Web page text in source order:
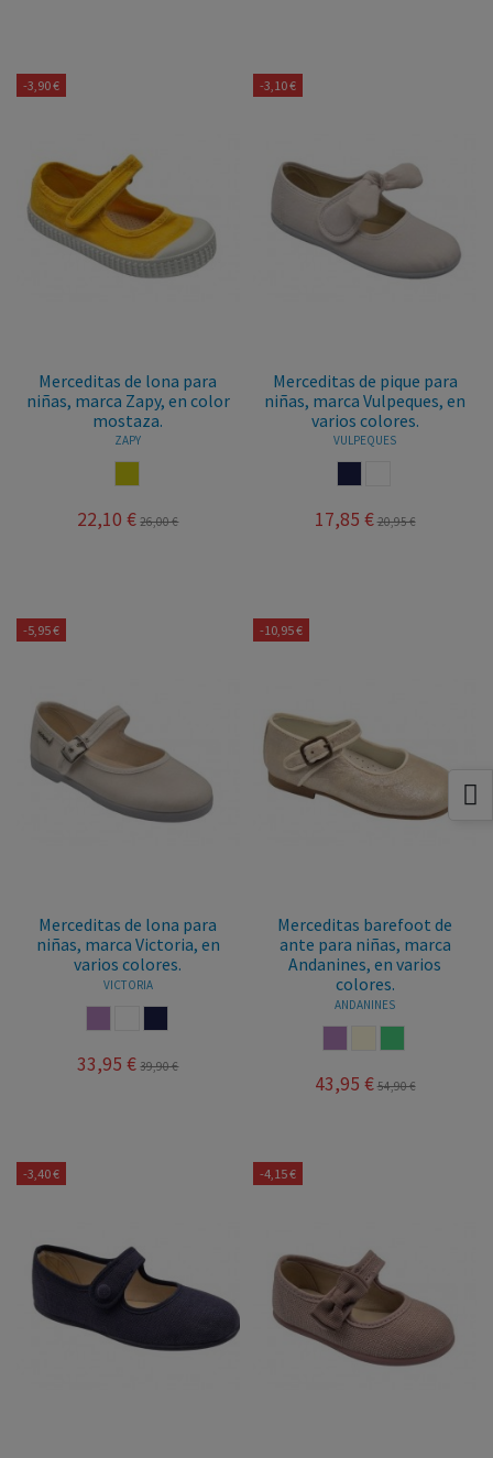
-3,90 €
Merceditas de lona para
niñas, marca Zapy, en color
mostaza.
ZAPY
22,10 € 26,00 €
-3,10 €
Merceditas de pique para
niñas, marca Vulpeques, en
varios colores.
VULPEQUES
17,85 € 20,95 €
-5,95 €
Merceditas de lona para
niñas, marca Victoria, en
varios colores.
VICTORIA
33,95 € 39,90 €
-10,95 €
Merceditas barefoot de
ante para niñas, marca
Andanines, en varios
colores.
ANDANINES
43,95 € 54,90 €
-3,40 € -4,15 €